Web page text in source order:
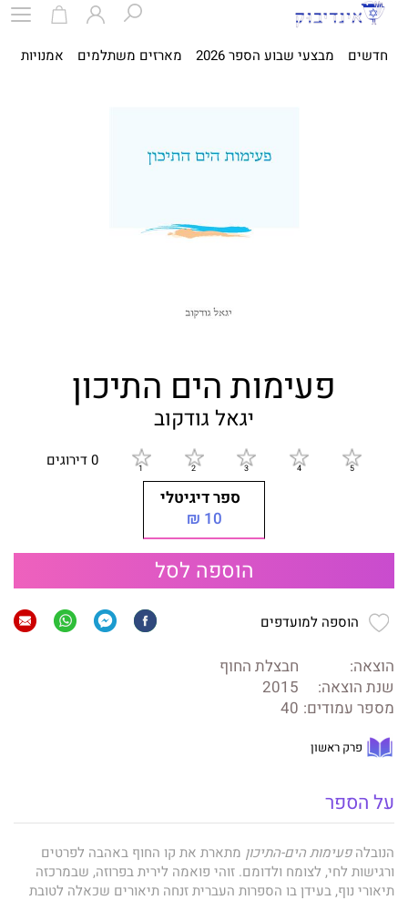
חדשים מבצעי שבוע הספר 2026 מארזים משתלמים אמנויות
פעימות הים התיכון
יגאל גודקוב
0 דירוגים
ספר דיגיטלי
10 ₪
הוספה לסל
הוספה למועדפים
הוצאה:
חבצלת החוף
שנת הוצאה:
2015
מספר עמודים: 40
פרק ראשון
על הספר
הנובלהפעימות הים-התיכון מתארת את קו החוף באהבה לפרטים
ורגישות לחי, לצומח ולדומם. זוהי פואמה לירית בפרוזה, שבמרכזה
תיאורי נוף, בעידן בו הספרות העברית זנחה תיאורים שכאלה לטובת